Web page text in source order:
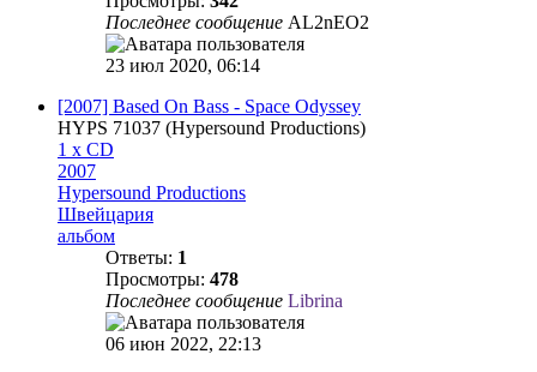
Последнее сообщение AL2nEO2
23 июл 2020, 06:14
[2007] Based On Bass - Space Odyssey
HYPS 71037 (Hypersound Productions)
1 x CD
2007
Hypersound Productions
Швейцария
альбом
Ответы: 1
Просмотры: 478
Последнее сообщение Librina
06 июн 2022, 22:13